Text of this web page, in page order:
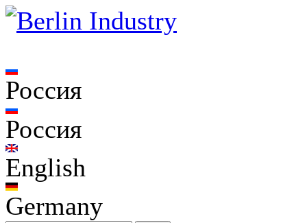
Россия
Россия
English
Germany